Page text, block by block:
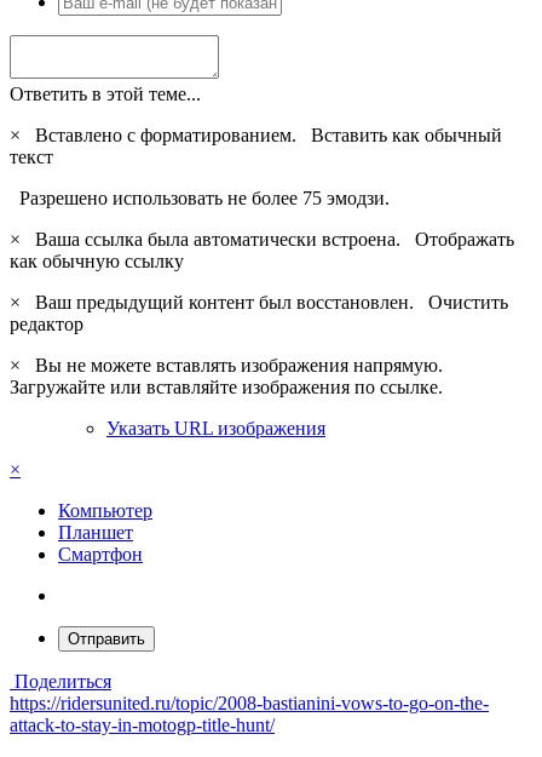
Ответить в этой теме...
×
Вставлено с форматированием. Вставить как обычный
текст
Разрешено использовать не более 75 эмодзи.
×
Ваша ссылка была автоматически встроена. Отображать
как обычную ссылку
×
Ваш предыдущий контент был восстановлен. Очистить
редактор
×
Вы не можете вставлять изображения напрямую.
Загружайте или вставляйте изображения по ссылке.
Указать URL изображения
×
Компьютер
Планшет
Смартфон
Отправить
Поделиться
https://ridersunited.ru/topic/2008-bastianini-vows-to-go-on-the-
attack-to-stay-in-motogp-title-hunt/